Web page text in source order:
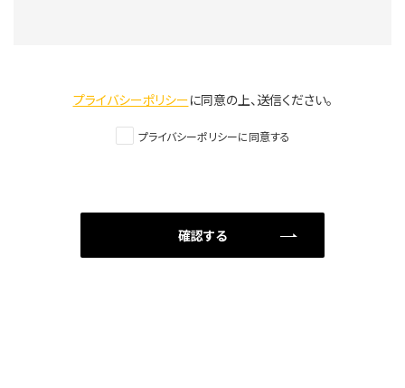
プライバシーポリシーに同意の上、送信ください。
プライバシーポリシーに同意する
確認する